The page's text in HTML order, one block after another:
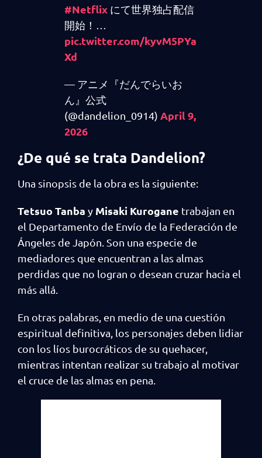
#Netflix にて世界独占配信
開始！…
pic.twitter.com/kyvM5PYa
Xd
— アニメ『だんでらいお
ん』公式
(@dandelion_0914) April 9,
2026
¿De qué se trata Dandelion?
Una sinopsis de la obra es la siguiente:
Tetsuo Tanba y Misaki Kurogane trabajan en
el Departamento de Envío de la Federación de
Ángeles de Japón. Son una especie de
mediadores que encuentran a las almas
perdidas que no logran o desean cruzar hacia el
más allá.
En otras palabras, en medio de una cuestión
espiritual definitiva, los personajes deben lidiar
con los líos burocráticos de su quehacer,
mientras intentan realizar su trabajo al motivar
el cruce de las almas en pena.